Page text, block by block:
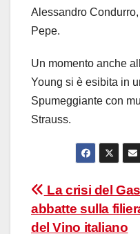
Alessandro
Pepe.
Un momento anche
Young si è esibita in
Spumeggiante con
Strauss.
articoli
La crisi del
abbatte sulla
del Vino italiano